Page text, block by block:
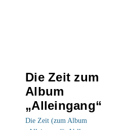
Die Zeit zum
Album
„Alleingang“
Die Zeit (zum Album